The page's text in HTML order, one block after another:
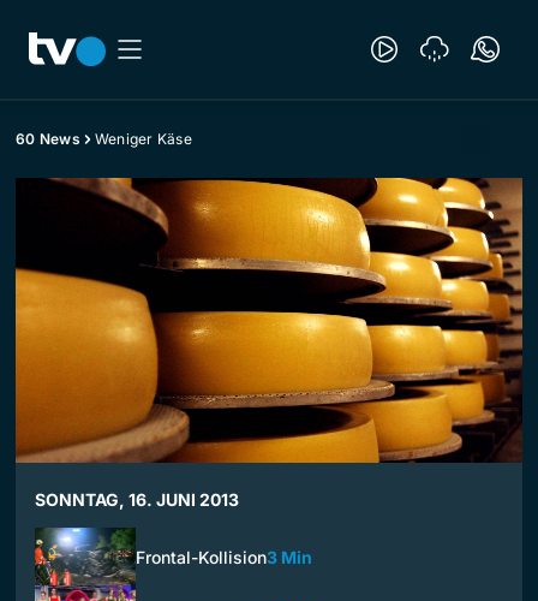
60 News Weniger Käse
SONNTAG, 16. JUNI 2013
Frontal-Kollision3 Min